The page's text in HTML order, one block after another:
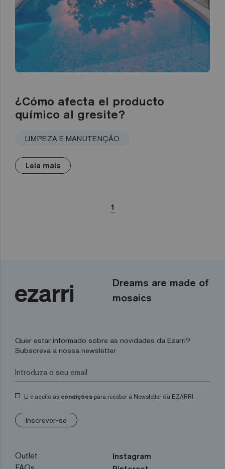
¿Cómo afecta el producto
químico al gresite?
LIMPEZA E MANUTENÇÃO
Leia mais
1
Dreams are made of
mosaics
Quer estar informado sobre as novidades da Ezarri?
Subscreva a nossa newsletter
Li e aceito as condições para receber a Newsletter da EZARRI
Inscrever-se
Outlet
Instagram